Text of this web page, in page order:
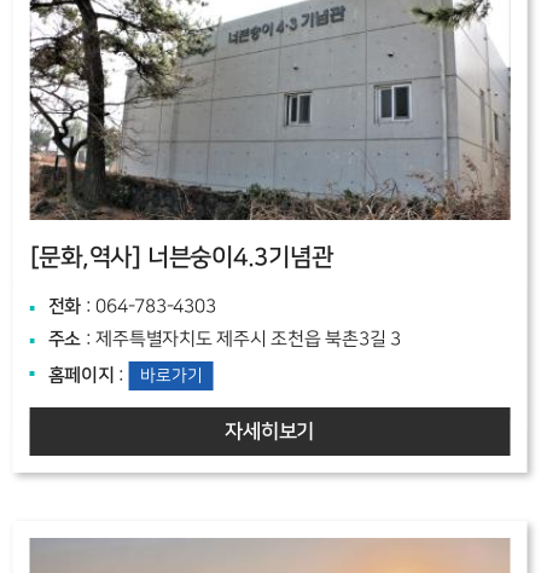
[문화,역사] 너븐숭이4.3기념관
전화 : 064-783-4303
주소 : 제주특별자치도 제주시 조천읍 북촌3길 3
홈페이지 : 바로가기
자세히보기